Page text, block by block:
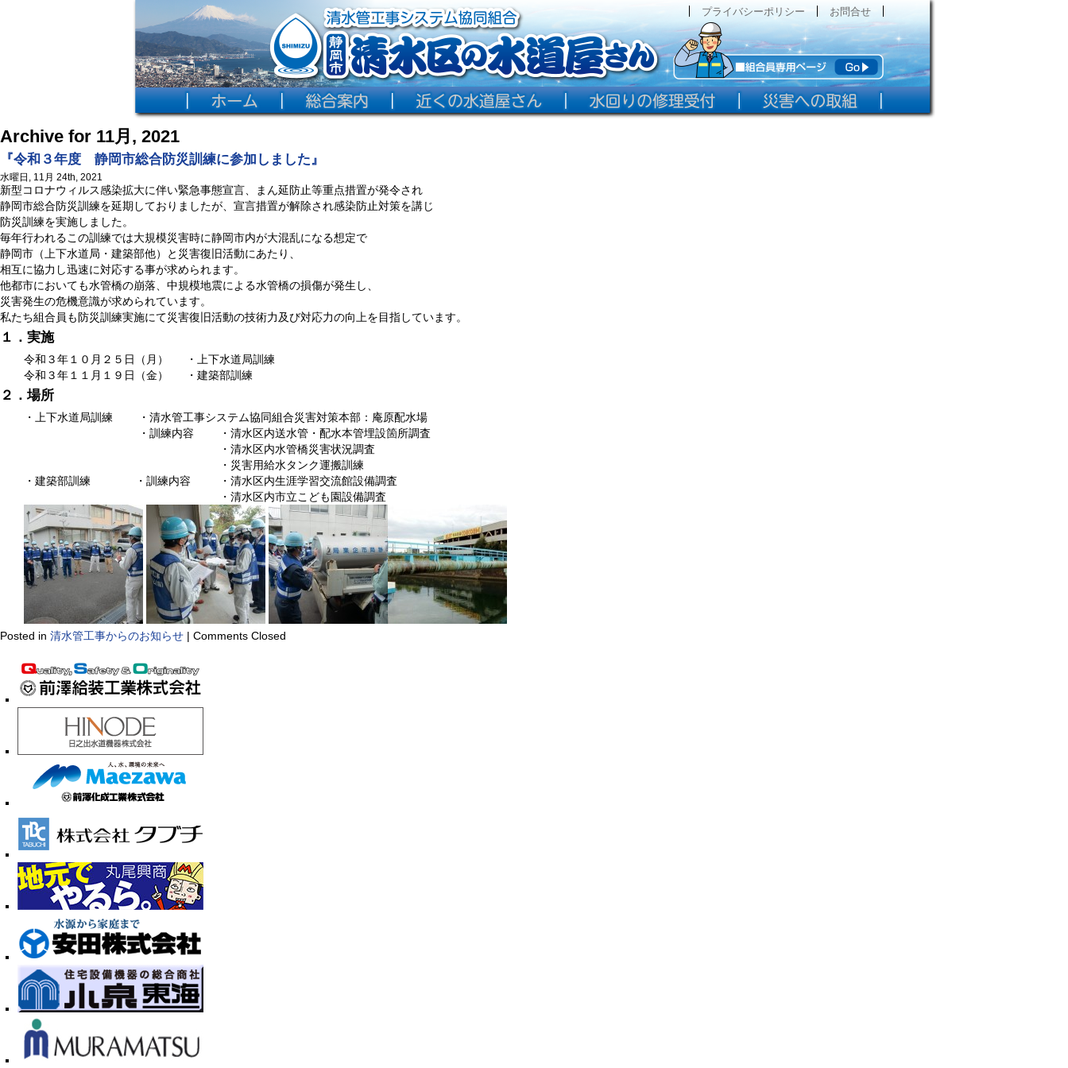
プライバシーポリシー お問合せ
Archive for 11月, 2021
『令和３年度 静岡市総合防災訓練に参加しました』
水曜日, 11月 24th, 2021
新型コロナウィルス感染拡大に伴い緊急事態宣言、まん延防止等重点措置が発令され
静岡市総合防災訓練を延期しておりましたが、宣言措置が解除され感染防止対策を講じ
防災訓練を実施しました。
毎年行われるこの訓練では大規模災害時に静岡市内が大混乱になる想定で
静岡市（上下水道局・建築部他）と災害復旧活動にあたり、
相互に協力し迅速に対応する事が求められます。
他都市においても水管橋の崩落、中規模地震による水管橋の損傷が発生し、
災害発生の危機意識が求められています。
私たち組合員も防災訓練実施にて災害復旧活動の技術力及び対応力の向上を目指しています。
１．実施
令和３年１０月２５日（月） ・上下水道局訓練
令和３年１１月１９日（金） ・建築部訓練
２．場所
・上下水道局訓練 ・清水管工事システム協同組合災害対策本部：庵原配水場
・訓練内容 ・清水区内送水管・配水本管埋設箇所調査
・清水区内水管橋災害状況調査
・災害用給水タンク運搬訓練
・建築部訓練 ・訓練内容 ・清水区内生涯学習交流館設備調査
・清水区内市立こども園設備調査
Posted in 清水管工事からのお知らせ | Comments Closed